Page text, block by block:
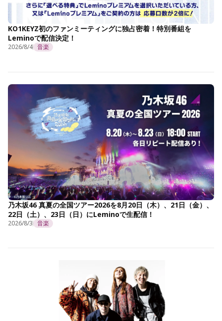
KO1KEYZ初のファンミーティングに独占密着！特別番組を
Leminoで配信決定！
2026/8/4 音楽
乃木坂46 真夏の全国ツアー2026を8月20日（木）、21日（金）、
22日（土）、23日（日）にLeminoで生配信！
2026/8/3 音楽